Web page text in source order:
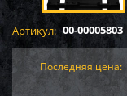
Артикул: 00-00005803
Последняя цена: